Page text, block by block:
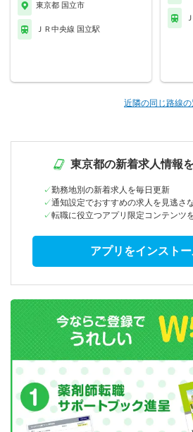
東京都 国立市
ＪＲ中央線 国立駅
近隣の同じ路線
東京都の新着求人情報
勤務地別の新着求人を毎日更新
通知設定でおすすめの求人を見逃さ
転職に役立つアプリ限定コンテンツ
アプリをインスト